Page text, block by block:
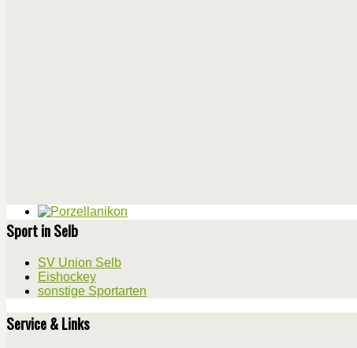
Sport in Selb
SV Union Selb
Eishockey
sonstige Sportarten
Service & Links